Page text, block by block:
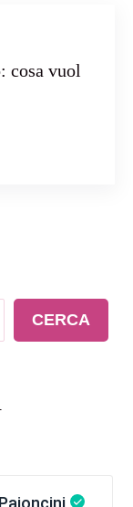
cosa vuol
COSA
CERCA